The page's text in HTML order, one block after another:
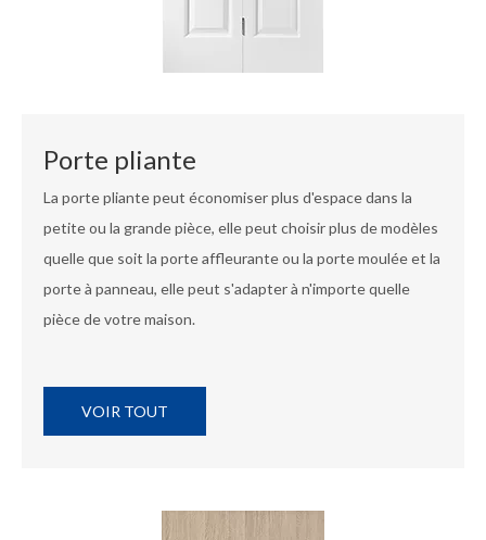
Porte pliante
La porte pliante peut économiser plus d'espace dans la
petite ou la grande pièce, elle peut choisir plus de modèles
quelle que soit la porte affleurante ou la porte moulée et la
porte à panneau, elle peut s'adapter à n'importe quelle
pièce de votre maison.
VOIR TOUT